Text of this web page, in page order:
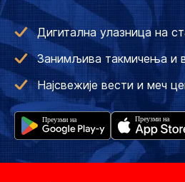
Дигитална улазница на
Занимљива такмичења и
Најсвежије вести и меч